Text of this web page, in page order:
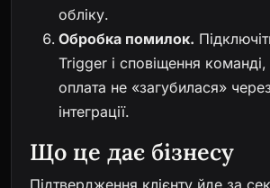
обліку.
Обробка помилок.
Trigger і сповіщення
оплата не «загубилася»
інтеграції.
Що це дає бізнесу
Підтвердження клієнту йде за